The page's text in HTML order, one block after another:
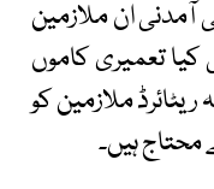
آمدنی ان ملازمین
تعمیری کاموں
ملازمین کو
محتاج ہیں۔